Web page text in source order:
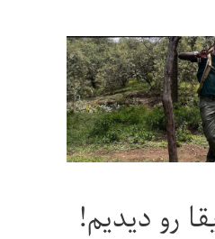
رو دیدیم!